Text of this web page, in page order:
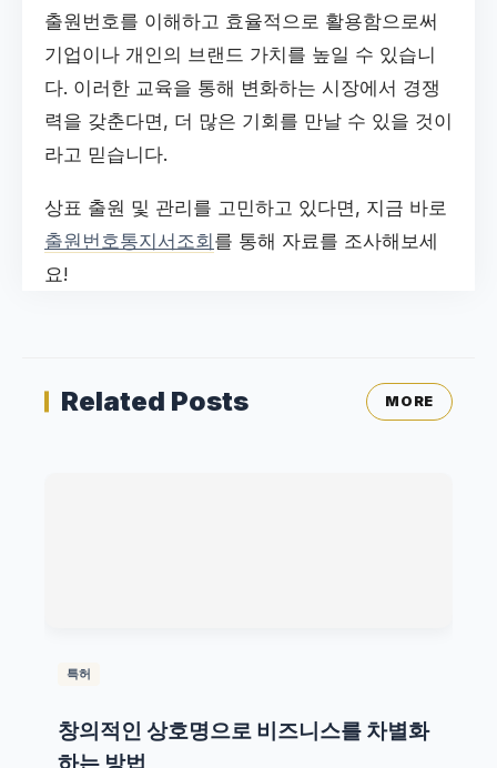
출원번호를 이해하고 효율적으로 활용함으로써
기업이나 개인의 브랜드 가치를 높일 수 있습니
다. 이러한 교육을 통해 변화하는 시장에서 경쟁
력을 갖춘다면, 더 많은 기회를 만날 수 있을 것이
라고 믿습니다.
상표 출원 및 관리를 고민하고 있다면, 지금 바로
출원번호통지서조회를 통해 자료를 조사해보세
요!
Related Posts MORE
특허
창의적인 상호명으로 비즈니스를 차별화